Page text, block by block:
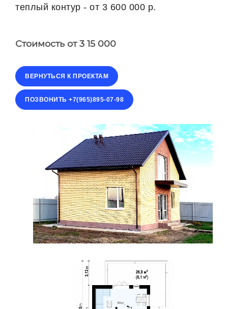
теплый контур - от 3 600 000 р.
Стоимость от 3 15 000
ВЕРНУТЬСЯ К ПРОЕКТАМ
ПОЗВОНИТЬ +7(965)895-07-98